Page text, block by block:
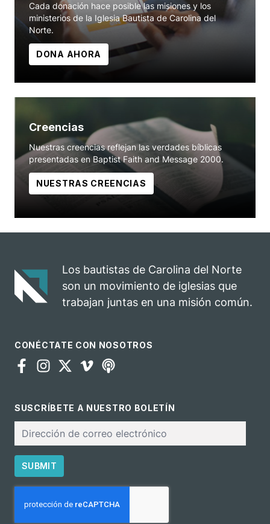
Cada donación hace posible las misiones y los
ministerios de la Iglesia Bautista de Carolina del
Norte.
DONA AHORA
Creencias
Nuestras creencias reflejan las verdades bíblicas
presentadas en Baptist Faith and Message 2000.
NUESTRAS CREENCIAS
Los bautistas de Carolina del Norte
son un movimiento de iglesias que
trabajan juntas en una misión común.
CONÉCTATE CON NOSOTROS
SUSCRÍBETE A NUESTRO BOLETÍN
electrónico
SUBMIT